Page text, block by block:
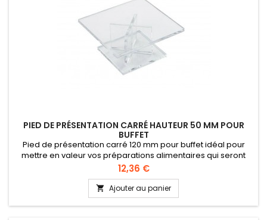
PIED DE PRÉSENTATION CARRÉ HAUTEUR 50 MM POUR
BUFFET
Pied de présentation carré 120 mm pour buffet idéal pour
mettre en valeur vos préparations alimentaires qui seront
présentées au public dans les vitrines. Brillant inaltérable
Lavable au lave-vaisselle Hauteur 50 mm
Prix
12,36 €
 Ajouter au panier